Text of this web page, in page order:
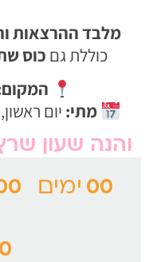
ההרצאות
כוללת גםכוס שתייה
המקום:בר
מתי: יום ראשון,
שעון שרץ
ימים 00